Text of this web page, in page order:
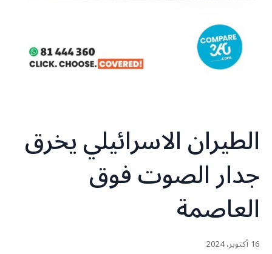
الطيران الاسرائيلي يخرق
جدار الصوت فوق
العاصمة
16 أكتوبر، 2024